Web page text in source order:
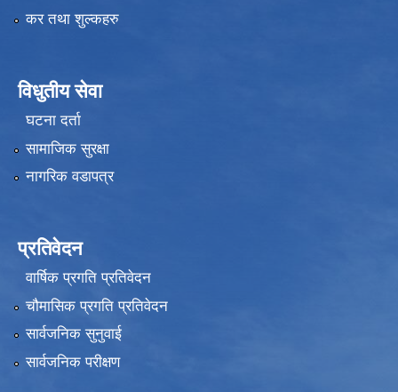
कर तथा शुल्कहरु
विधुतीय सेवा
घटना दर्ता
सामाजिक सुरक्षा
नागरिक वडापत्र
प्रतिवेदन
वार्षिक प्रगति प्रतिवेदन
चौमासिक प्रगति प्रतिवेदन
सार्वजनिक सुनुवाई
सार्वजनिक परीक्षण